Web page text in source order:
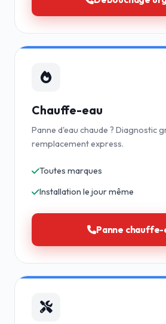
Chauffe-eau
Panne d'eau chaude ? Diagnostic
remplacement express.
Toutes marques
Installation le jour même
Panne chauffe-